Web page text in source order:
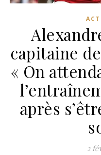
capitaine
« On
après
2